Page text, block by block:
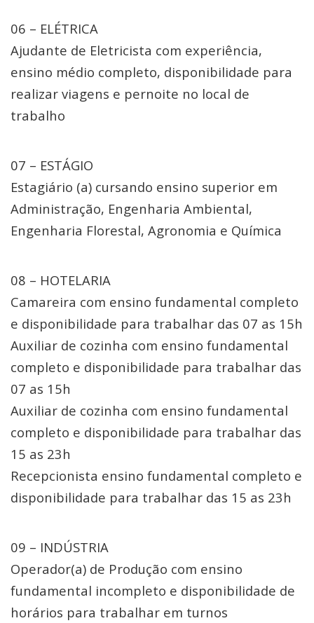
06 – ELÉTRICA
Ajudante de Eletricista com experiência,
ensino médio completo, disponibilidade para
realizar viagens e pernoite no local de
trabalho
07 – ESTÁGIO
Estagiário (a) cursando ensino superior em
Administração, Engenharia Ambiental,
Engenharia Florestal, Agronomia e Química
08 – HOTELARIA
Camareira com ensino fundamental completo
e disponibilidade para trabalhar das 07 as 15h
Auxiliar de cozinha com ensino fundamental
completo e disponibilidade para trabalhar das
07 as 15h
Auxiliar de cozinha com ensino fundamental
completo e disponibilidade para trabalhar das
15 as 23h
Recepcionista ensino fundamental completo e
disponibilidade para trabalhar das 15 as 23h
09 – INDÚSTRIA
Operador(a) de Produção com ensino
fundamental incompleto e disponibilidade de
horários para trabalhar em turnos